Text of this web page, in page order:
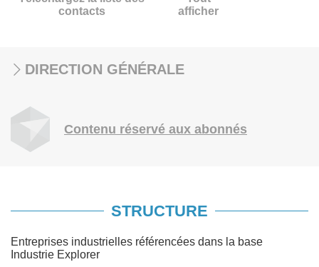
contacts
afficher
DIRECTION GÉNÉRALE
Contenu réservé aux abonnés
STRUCTURE
Entreprises industrielles référencées dans la base
Industrie Explorer